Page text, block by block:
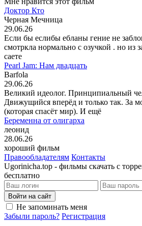
Доктор Кто
Черная Мечница
29.06.26
Если бы еслибы ебланы гение не
смотркла нормально с озучкой . но из
саете
Pearl Jam: Нам двадцать
Barfola
29.06.26
Великий идеолог. Принципиальный
Движущийся вперёд и только так. За
(которая спасёт мир). И ещё
Беременна от олигарха
леонид
28.06.26
хороший фильм
Правообладателям Контакты
Ugorinicha.top - фильмы скачать с
бесплатно
Войти на сайт
Не запоминать меня
Забыли пароль? Регистрация